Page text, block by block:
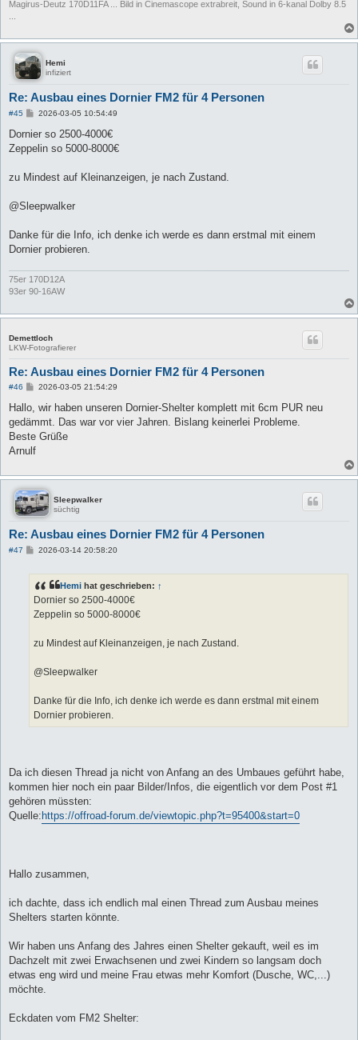
Magirus-Deutz 170D11FA ... Bild in Cinemascope extrabreit, Sound in 6-kanal Dolby 8.5
...
Hemi
infiziert
Re: Ausbau eines Dornier FM2 für 4 Personen
#45
B
i
r
2026-03-05 10:54:49
Dornier so 2500-4000€
Zeppelin so 5000-8000€
zu Mindest auf Kleinanzeigen, je nach Zustand.
@Sleepwalker
Danke für die Info, ich denke ich werde es dann erstmal mit einem
Dornier probieren.
75er 170D12A
93er 90-16AW
Demettloch
LKW-Fotografierer
Re: Ausbau eines Dornier FM2 für 4 Personen
#46
B
r
a
2026-03-05 21:54:29
Hallo, wir haben unseren Dornier-Shelter komplett mit 6cm PUR neu
gedämmt. Das war vor vier Jahren. Bislang keinerlei Probleme.
Beste Grüße
Arnulf
Sleepwalker
süchtig
Re: Ausbau eines Dornier FM2 für 4 Personen
#47
B
r
a
2026-03-14 20:58:20
Hemi hat geschrieben: ↑
Dornier so 2500-4000€
Zeppelin so 5000-8000€
zu Mindest auf Kleinanzeigen, je nach Zustand.
@Sleepwalker
Danke für die Info, ich denke ich werde es dann erstmal mit einem
Dornier probieren.
Da ich diesen Thread ja nicht von Anfang an des Umbaues geführt habe,
kommen hier noch ein paar Bilder/Infos, die eigentlich vor dem Post #1
gehören müssten:
Quelle: https://offroad-forum.de/viewtopic.php?t=95400&start=0
Hallo zusammen,
ich dachte, dass ich endlich mal einen Thread zum Ausbau meines
Shelters starten könnte.
Wir haben uns Anfang des Jahres einen Shelter gekauft, weil es im
Dachzelt mit zwei Erwachsenen und zwei Kindern so langsam doch
etwas eng wird und meine Frau etwas mehr Komfort (Dusche, WC,...)
möchte.
Eckdaten vom FM2 Shelter: